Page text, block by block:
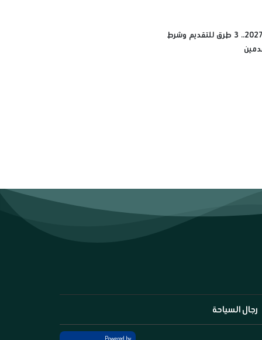
حج القرعة 2027.. 3 طرق للتقديم وشرط
رجال السياحة